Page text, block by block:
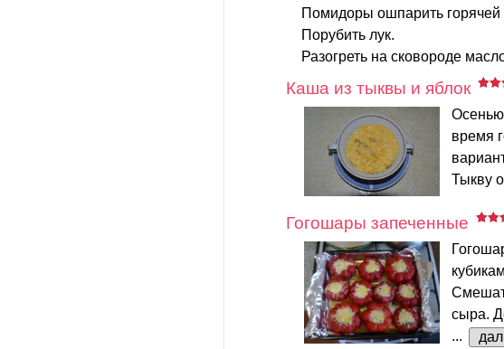
Помидоры ошпарить горячей
Порубить лук.
Разогреть на сковороде
Каша из тыквы и яблок
Осенью
время
Тыкву
Гогошары запеченные
сыра.
...